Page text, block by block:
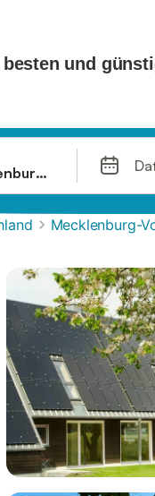
Mecklenburg-